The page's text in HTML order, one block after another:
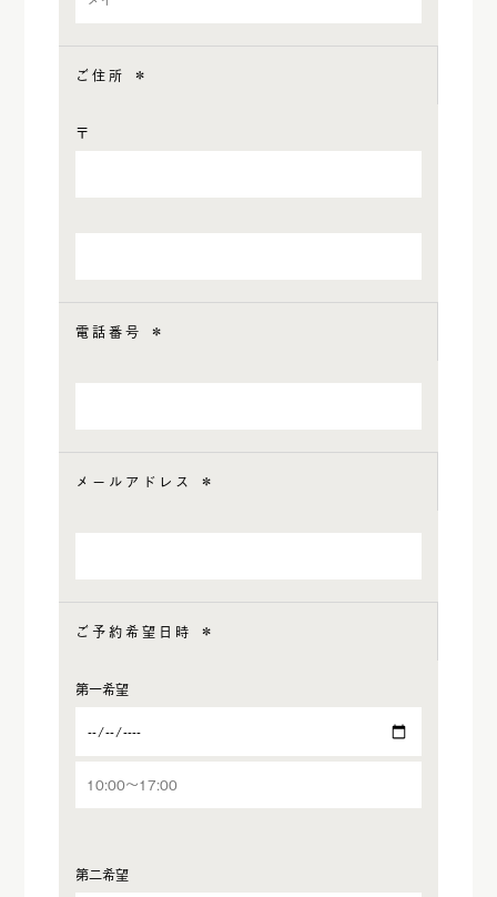
ご住所 ＊
〒
電話番号 ＊
メールアドレス ＊
ご予約希望日時 ＊
第一希望
第二希望